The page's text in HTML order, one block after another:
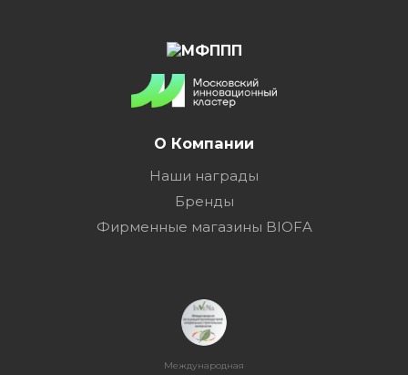
О Компании
Наши награды
Бренды
Фирменные магазины BIOFA
Международная